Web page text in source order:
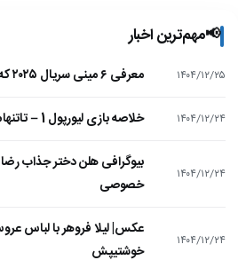
📢مهم‌ترین اخبار
۱۴۰۴/۱۲/۲۵ معرفی ۶ مینی سریال ۲۰۲۵ که نباید از دست بدهید!
۱۴۰۴/۱۲/۲۴ خلاصه بازی لیورپول 1 – تاتنهام 1 (لیگ برتر انگلیس)
۱۴۰۴/۱۲/۲۴
بیوگرافی هلن دختر جذاب
خصوصی
۱۴۰۴/۱۲/۲۴
عکس| لیلا فروهر با لباس
خوشتیپش